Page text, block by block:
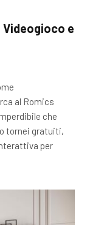
Videogioco e
al Romics
che
tornei gratuiti,
per